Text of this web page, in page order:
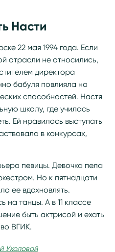
Насти
22 мая 1994 года. Если
отрасли не относились,
директора
бабуля повлияла на
способностей. Настя
школу, где училась
Ей нравилось выступать
в конкурсах,
певицы. Девочка пела
Но к пятнадцати
ее вдохновлять.
на танцы. А в 11 классе
быть актрисой и ехать
ВГИК.